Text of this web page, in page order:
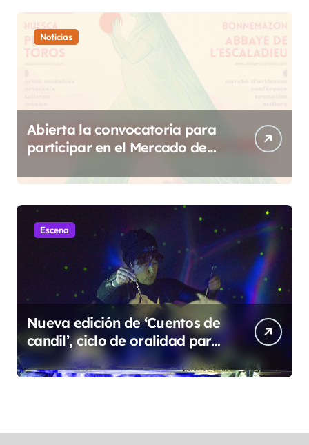
Noticias
Abierta la convocatoria para
participar en el Mercado de
Escena
Nueva edición de ‘Cuentos de
candil’, ciclo de oralidad para
la microrruralidad de la Hoya